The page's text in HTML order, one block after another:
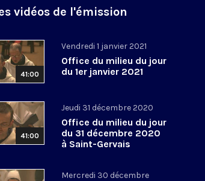
vidéos de l'émission
41:00
Vendredi 1 janvier 2021
Office du milieu du jour
du 1er janvier 2021
41:00
Jeudi 31 décembre 2020
Office du milieu du jour
du 31 décembre 2020
à Saint-Gervais
Mercredi 30 décembre